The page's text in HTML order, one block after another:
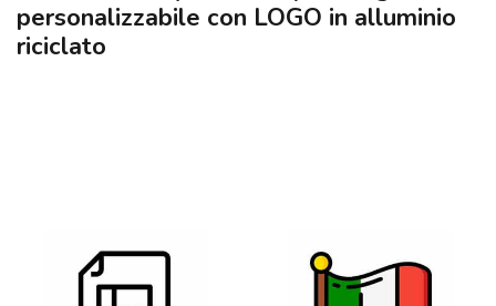
personalizzabile con LOGO in alluminio
riciclato